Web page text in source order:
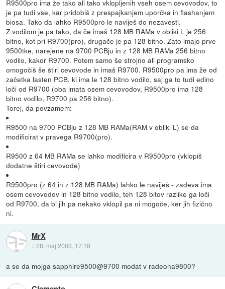
R9500pro ima že tako ali tako vklopljenih vseh osem cevovodov, to
je pa tudi vse, kar pridobiš z prespajkanjem uporčka in flashanjem
biosa. Tako da lahko R9500pro le naviješ do nezavesti.
Z vodilom je pa tako, da če imaš 128 MB RAMa v obliki L je 256
bitno, kot pri R9700(pro), drugače je pa 128 bitno. Zato imajo prve
9500tke, narejene na 9700 PCBju in z 128 MB RAMa 256 bitno
vodilo, kakor R9700. Potem samo še strojno ali programsko
omogočiš še štiri cevovode in imaš R9700. R9500pro pa ima že od
začetka lasten PCB, ki ima le 128 bitno vodilo, saj ga to tudi edino
loči od R9700 (oba imata osem cevovodov, R9500pro ima 128
bitno vodilo, R9700 pa 256 bitno).
Torej, da povzamem:
R9500 na 9700 PCBju z 128 MB RAMa(RAM v obliki L) se da
modificirat v pravega R9700(pro).
R9500 z 64 MB RAMa se lahko modificira v R9500pro (vklopiš
dodatne štiri cevovode)
R9500pro (z 64 in z 128 MB RAMa) lahko le naviješ - zadeva ima
osem cevovodov in 128 bitno vodilo, teh 128 bitov razlike ga loči
od R9700, da bi jih pa nekako vklopil pa ni mogoče, ker jih fizično
ni.
MrX
::28. maj 2003, 17:18
a se da mojga sapphire9500@9700 modat v radeona9800?